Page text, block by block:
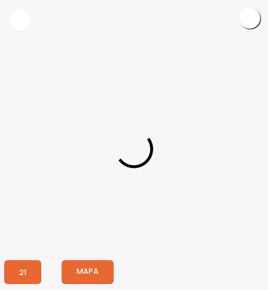
21 MAPA